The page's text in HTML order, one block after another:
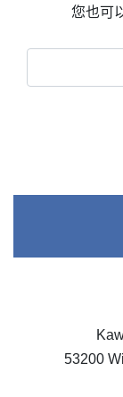
您也可
53200